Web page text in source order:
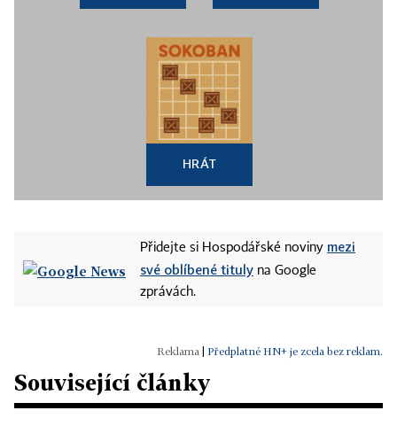
HRÁT
Přidejte si Hospodářské noviny mezi
své oblíbené tituly na Google
zprávách.
Předplatné HN+ je zcela bez reklam.
Související články